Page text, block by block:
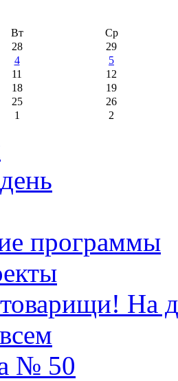
Вт
Ср
28
29
4
5
11
12
18
19
25
26
1 2
программы
На
№ 50